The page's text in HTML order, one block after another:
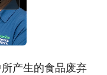
产生的食品废弃